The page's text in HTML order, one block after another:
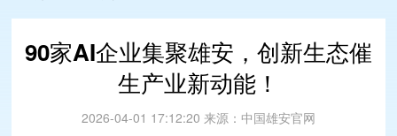
90家AI企业集聚雄安，创新生态催
生产业新动能！
2026-04-01 17:12:20 来源： 中国雄安官网